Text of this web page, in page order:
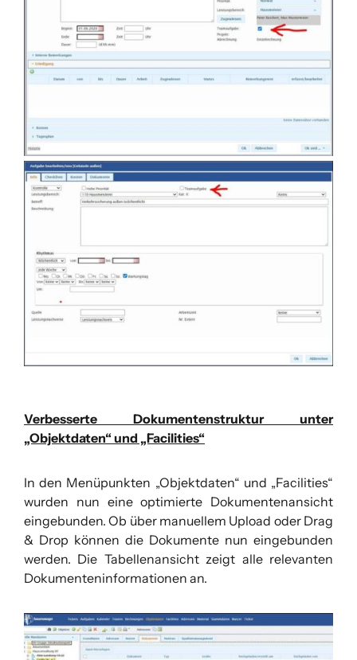
Verbesserte Dokumentenstruktur unter
„Objektdaten“ und „Facilities“
In den Menüpunkten „Objektdaten“ und „Facilities“
wurden nun eine optimierte Dokumentenansicht
eingebunden. Ob über manuellem Upload oder Drag
& Drop können die Dokumente nun eingebunden
werden. Die Tabellenansicht zeigt alle relevanten
Dokumenteninformationen an.